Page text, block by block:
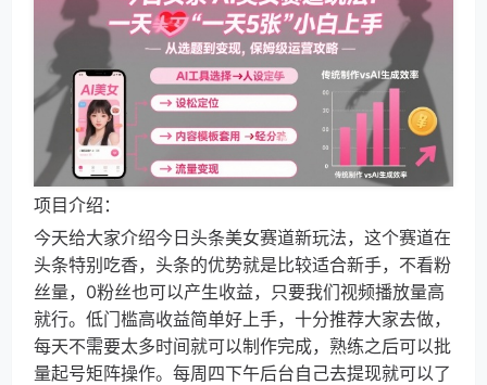
项目介绍：
今天给大家介绍今日头条美女赛道新玩法，这个赛道在
头条特别吃香，头条的优势就是比较适合新手，不看粉
丝量，0粉丝也可以产生收益，只要我们视频播放量高
就行。低门槛高收益简单好上手，十分推荐大家去做，
每天不需要太多时间就可以制作完成，熟练之后可以批
量起号矩阵操作。每周四下午后台自己去提现就可以了